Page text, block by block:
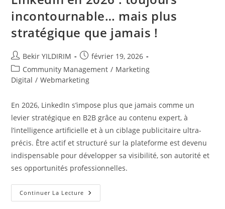
incontournable… mais plus
stratégique que jamais !
Auteur/autrice
de
la
publication :
Bekir YILDIRIM
Publication
publiée :
février 19, 2026
Post
category:
Community Management / Marketing
Digital / Webmarketing
En 2026, LinkedIn s’impose plus que jamais comme un
levier stratégique en B2B grâce au contenu expert, à
l’intelligence artificielle et à un ciblage publicitaire ultra-
précis. Être actif et structuré sur la plateforme est devenu
indispensable pour développer sa visibilité, son autorité et
ses opportunités professionnelles.
Continuer La Lecture LinkedIn
En